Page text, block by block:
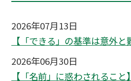
2026年07月13日
【「できる」の基準は意外と
2026年06月30日
【「名前」に惑わされること】